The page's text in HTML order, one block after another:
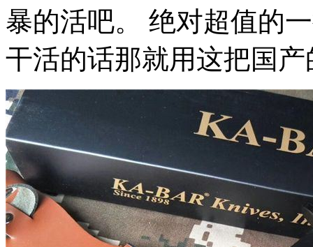
暴的活吧。 绝对超值的
干活的话那就用这把国产